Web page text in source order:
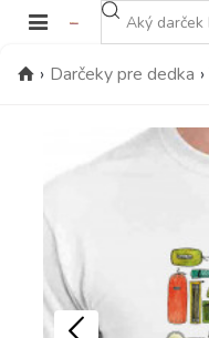
› Darčeky pre dedka ›